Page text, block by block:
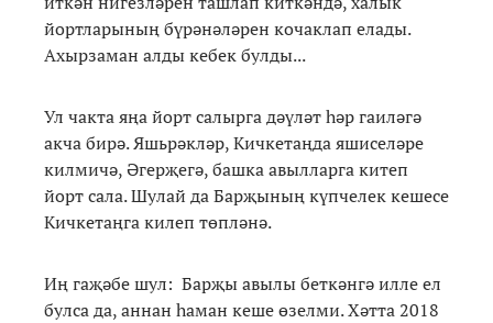
йортларының бүрәнәләрен кочаклап елады.
Ахырзаман алды кебек булды...
Ул чакта яңа йорт салырга дәүләт һәр гаиләгә
акча бирә. Яшьрәкләр, Кичкетаңда яшиселәре
килмичә, Әгерҗегә, башка авылларга китеп
йорт сала. Шулай да Барҗының күпчелек кешесе
Кичкетаңга килеп төпләнә.
Иң гаҗәбе шул: Барҗы авылы беткәнгә илле ел
булса да, аннан һаман кеше өзелми. Хәтта 2018